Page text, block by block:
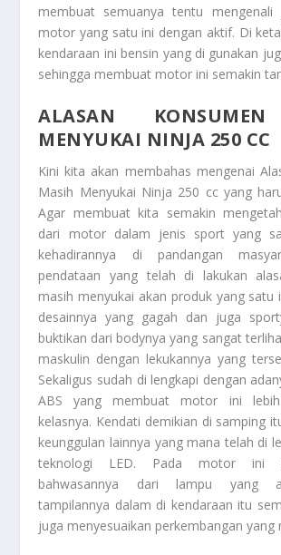
membuat semuanya tentu
motor yang satu ini dengan aktif. Di
kendaraan ini bensin yang di gunakan
sehingga membuat motor ini semakin
ALASAN
MENYUKAI NINJA 250 CC
Kini kita akan membahas mengenai
Masih Menyukai Ninja 250 ccyang
Agar membuat kita semakin
dari motor dalam jenis sport yang
kehadirannya di pandangan
pendataan yang telah di lakukan
masih menyukai akan produk yang satu
desainnya yang gagah dan juga
buktikan dari bodynya yang sangat
maskulin dengan lekukannya yang
Sekaligus sudah di lengkapi dengan
ABS yang membuat motor ini
kelasnya. Kendati demikian di samping
keunggulan lainnya yang mana telah di
teknologi LED. Pada motor ini
bahwasannya dari lampu yang
tampilannya dalam di kendaraan itu
juga menyesuaikan perkembangan yang